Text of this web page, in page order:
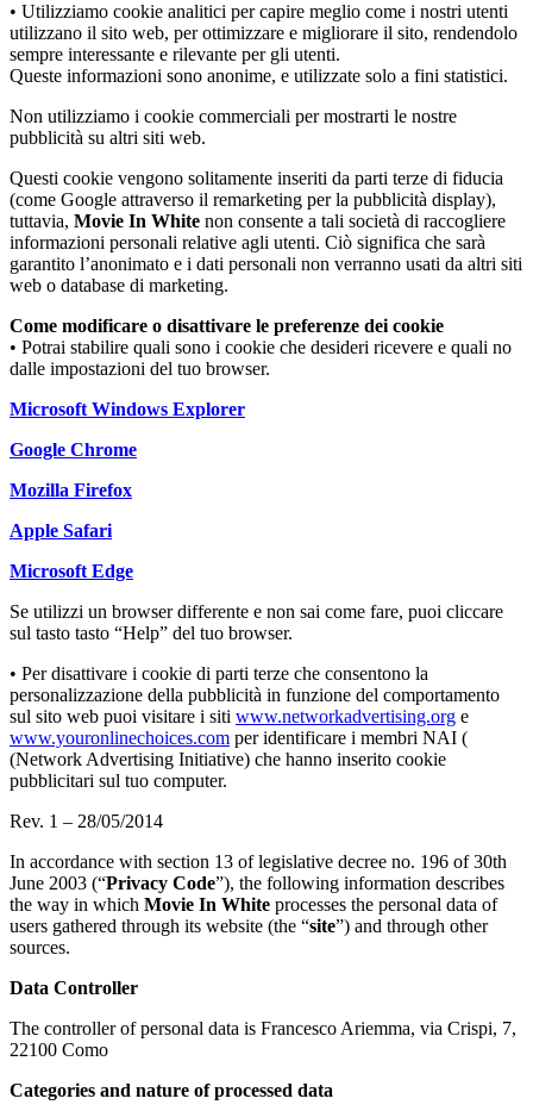
• Utilizziamo cookie analitici per capire meglio come i nostri utenti
utilizzano il sito web, per ottimizzare e migliorare il sito, rendendolo
sempre interessante e rilevante per gli utenti.
Queste informazioni sono anonime, e utilizzate solo a fini statistici.
Non utilizziamo i cookie commerciali per mostrarti le nostre
pubblicità su altri siti web.
Questi cookie vengono solitamente inseriti da parti terze di fiducia
(come Google attraverso il remarketing per la pubblicità display),
tuttavia, Movie In White non consente a tali società di raccogliere
informazioni personali relative agli utenti. Ciò significa che sarà
garantito l’anonimato e i dati personali non verranno usati da altri siti
web o database di marketing.
Come modificare o disattivare le preferenze dei cookie
• Potrai stabilire quali sono i cookie che desideri ricevere e quali no
dalle impostazioni del tuo browser.
Microsoft Windows Explorer
Google Chrome
Mozilla Firefox
Apple Safari
Microsoft Edge
Se utilizzi un browser differente e non sai come fare, puoi cliccare
sul tasto tasto “Help” del tuo browser.
• Per disattivare i cookie di parti terze che consentono la
personalizzazione della pubblicità in funzione del comportamento
sul sito web puoi visitare i siti www.networkadvertising.org e
www.youronlinechoices.com per identificare i membri NAI (
(Network Advertising Initiative) che hanno inserito cookie
pubblicitari sul tuo computer.
Rev. 1 – 28/05/2014
In accordance with section 13 of legislative decree no. 196 of 30th
June 2003 (“Privacy Code”), the following information describes
the way in which Movie In White processes the personal data of
users gathered through its website (the “site”) and through other
sources.
Data Controller
The controller of personal data is Francesco Ariemma, via Crispi, 7,
22100 Como
Categories and nature of processed data